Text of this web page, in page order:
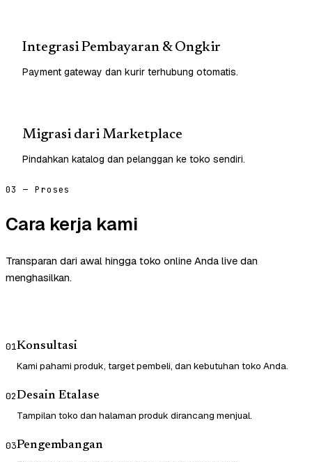
Integrasi Pembayaran & Ongkir
Payment gateway dan kurir terhubung otomatis.
Migrasi dari Marketplace
Pindahkan katalog dan pelanggan ke toko sendiri.
03 — Proses
Cara kerja kami
Transparan dari awal hingga toko online Anda live dan
menghasilkan.
01Konsultasi
Kami pahami produk, target pembeli, dan kebutuhan toko Anda.
02Desain Etalase
Tampilan toko dan halaman produk dirancang menjual.
03Pengembangan